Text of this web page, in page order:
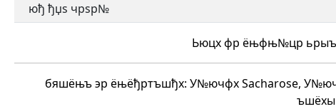
юђ ђџѕ чрѕр№
Ьюцх фр ёњфњ№цр
бяшёњъ эр ёњёђртъшђх: У№ючфх Sacharose,